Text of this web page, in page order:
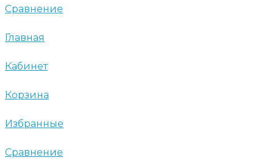
Сравнение
Главная
Кабинет
Корзина
Избранные
Сравнение